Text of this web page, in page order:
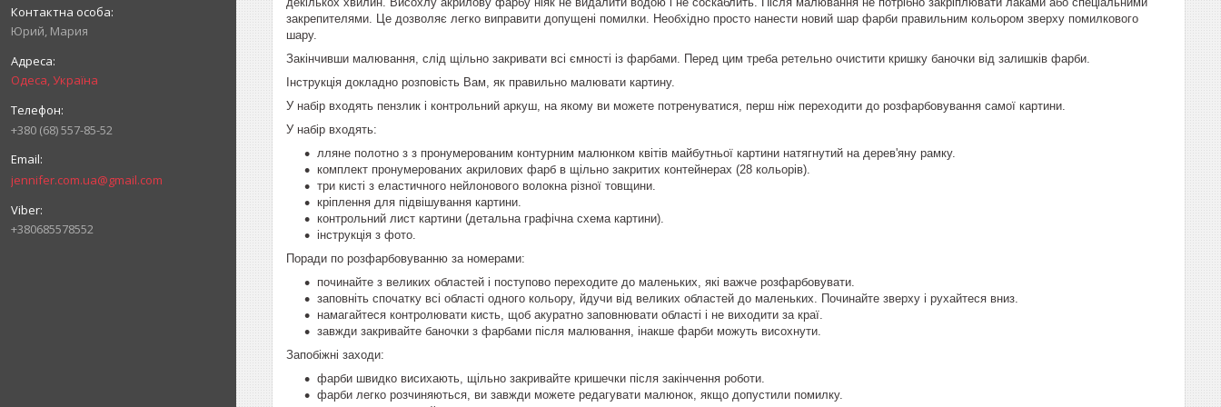
Юрий, Мария
Одеса, Україна
+380 (68) 557-85-52
jennifer.com.ua@gmail.com
+380685578552
закрепителями. Це дозволяє легко виправити допущені помилки. Необхідно просто нанести новий шар фарби правильним кольором зверху помилкового
шару.
Закінчивши малювання, слід щільно закривати всі ємності із фарбами. Перед цим треба ретельно очистити кришку баночки від залишків фарби.
Інструкція докладно розповість Вам, як правильно малювати картину.
У набір входять пензлик і контрольний аркуш, на якому ви можете потренуватися, перш ніж переходити до розфарбовування самої картини.
У набір входять:
лляне полотно з з пронумерованим контурним малюнком квітів майбутньої картини натягнутий на дерев'яну рамку.
комплект пронумерованих акрилових фарб в щільно закритих контейнерах (28 кольорів).
три кисті з еластичного нейлонового волокна різної товщини.
кріплення для підвішування картини.
контрольний лист картини (детальна графічна схема картини).
інструкція з фото.
Поради по розфарбовуванню за номерами:
починайте з великих областей і поступово переходите до маленьких, які важче розфарбовувати.
заповніть спочатку всі області одного кольору, йдучи від великих областей до маленьких. Починайте зверху і рухайтеся вниз.
намагайтеся контролювати кисть, щоб акуратно заповнювати області і не виходити за краї.
завжди закривайте баночки з фарбами після малювання, інакше фарби можуть висохнути.
Запобіжні заходи:
фарби швидко висихають, щільно закривайте кришечки після закінчення роботи.
фарби легко розчиняються, ви завжди можете редагувати малюнок, якщо допустили помилку.